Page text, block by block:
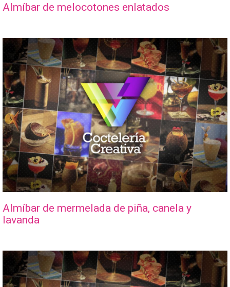
Almíbar de melocotones enlatados
Almíbar de mermelada de piña, canela y
lavanda